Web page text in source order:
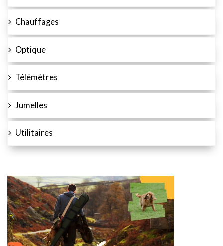
Chauffages
Optique
Télémètres
Jumelles
Utilitaires